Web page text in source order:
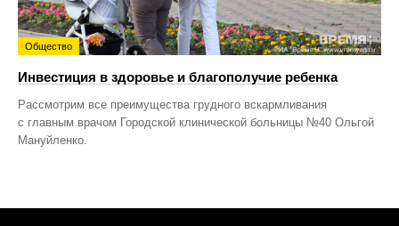
Общество
Инвестиция в здоровье и благополучие ребенка
Рассмотрим все преимущества грудного вскармливания
с главным врачом Городской клинической больницы №40 Ольгой
Мануйленко.